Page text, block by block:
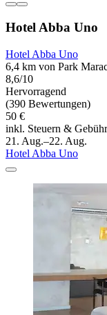
Hotel Abba Uno
Hotel Abba Uno
6,4 km von Park
8,6/10
Hervorragend
(390 Bewertungen)
50 €
inkl. Steuern &
21. Aug.–22. Aug.
Hotel Abba Uno